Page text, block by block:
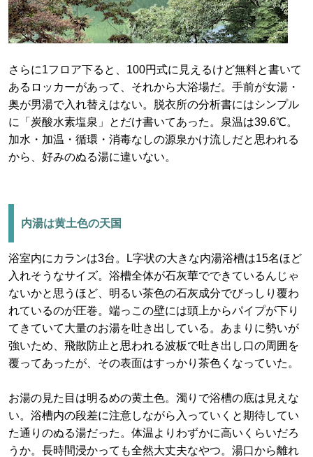
さらに1フロア下ると、100円式に見えるけど無料と書いて
あるロッカーがあって、それから大浴場だ。手前が女湯・
奥が男湯で入れ替えはない。脱衣所の分析書にはシンプル
に「炭酸水素塩泉」とだけ書いてあった。泉温は39.6℃。
加水・加温・循環・消毒なしの源泉かけ流しだと思われる
から、好みのぬる湯に違いない。
内湯は黄土色の天国
浴室内にカランは3台。L字状の大きな内湯浴槽は15名ほど
入れそうなサイズ。浴槽全体が石灰華でできているんじゃ
ないかと思うほど、明るい茶色の石灰成分でびっしり覆わ
れているのが圧巻。端っこの壁には頭上からパイプが下り
てきていて大量のお湯を吐き出している。あまりに勢いが
強いため、飛散防止と思われる波板で吐き出し口の周囲を
覆ってあったが、その表面はすっかり茶色くなっていた。
お湯の見た目は明るめの黄土色。濁りで浴槽の底は見えな
い。浴槽内の段差に注意しながら入っていくと期待してい
た通りのぬる湯だった。体温よりわずかに高いくらいだろ
うか。長時間浸かっても全然大丈夫なやつ。湯口から離れ